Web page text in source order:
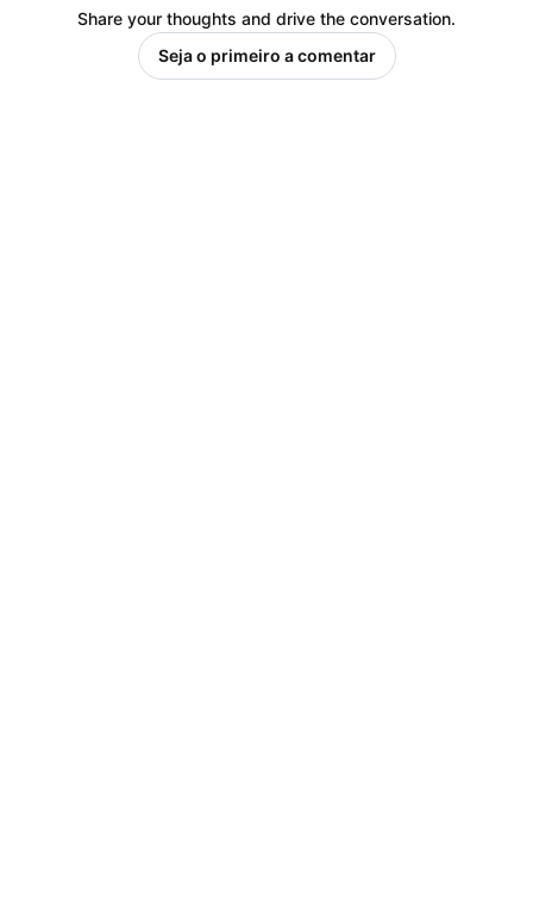
Share your thoughts and drive the conversation.
Seja o primeiro a comentar